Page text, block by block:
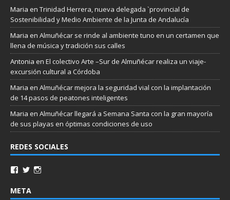
Maria en Trinidad Herrera, nueva delegada `provincial de
Sostenibilidad y Medio Ambiente de la Junta de Andalucía
Maria en Almuñécar se rinde al ambiente tuno en un certamen que
llena de música y tradición sus calles
Antonia en El colectivo Arte –Sur de Almuñécar realiza un viaje-
excursión cultural a Córdoba
Maria en Almuñécar mejora la seguridad vial con la implantación
de 14 pasos de peatones inteligentes
Maria en Almuñécar llegará a Semana Santa con la gran mayoría
de sus playas en óptimas condiciones de uso
REDES SOCIALES
META